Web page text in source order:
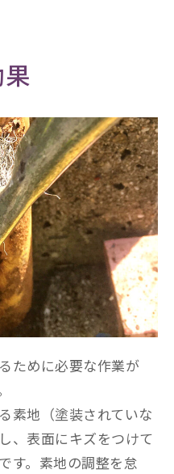
ために必要な作業が
素地（塗装されていな
、表面にキズをつけて
す。素地の調整を怠